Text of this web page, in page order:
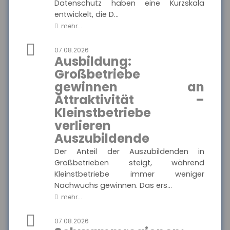
Datenschutz haben eine Kurzskala
entwickelt, die D...
mehr...
07.08.2026
Ausbildung:
Großbetriebe
gewinnen an
Attraktivität –
Kleinstbetriebe
verlieren
Auszubildende
Der Anteil der Auszubildenden in
Großbetrieben steigt, während
Kleinstbetriebe immer weniger
Nachwuchs gewinnen. Das ers...
mehr...
07.08.2026
MEHR
Ausgewählte Produkte
Münchener Verein -
Münchener Verein -
Pflegetagegeld
Hier finden Sie alle wichtigen
Informationen und
Druckstücke zur
Pflegetagegeldversicherung
des Münchener Vereins.
MEHR